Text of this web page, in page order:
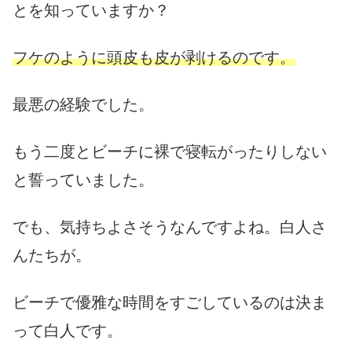
とを知っていますか？
フケのように頭皮も皮が剥けるのです。
最悪の経験でした。
もう二度とビーチに裸で寝転がったりしない
と誓っていました。
でも、気持ちよさそうなんですよね。白人さ
んたちが。
ビーチで優雅な時間をすごしているのは決ま
って白人です。